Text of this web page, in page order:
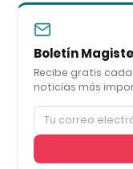
Boletín
Recibe gratis
noticias más